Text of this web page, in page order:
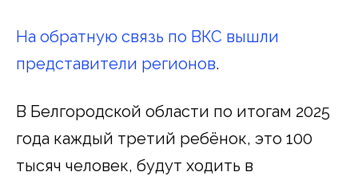
На обратную связь по ВКС вышли
представители регионов.
В Белгородской области по итогам 2025
года каждый третий ребёнок, это 100
тысяч человек, будут ходить в